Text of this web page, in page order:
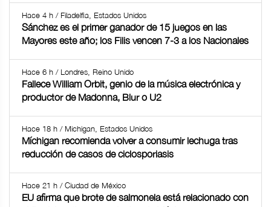
Hace 4 h / Filadelfia, Estados Unidos
Sánchez es el primer ganador de 15 juegos en las
Mayores este año; los Filis vencen 7-3 a los Nacionales
Hace 6 h / Londres, Reino Unido
Fallece William Orbit, genio de la música electrónica y
productor de Madonna, Blur o U2
Hace 18 h / Michigan, Estados Unidos
Míchigan recomienda volver a consumir lechuga tras
reducción de casos de ciclosporiasis
Hace 21 h / Ciudad de México
EU afirma que brote de salmonela está relacionado con